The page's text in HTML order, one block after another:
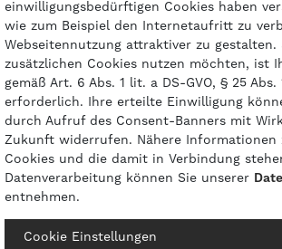
Zahlungsarten
© 2026 gasprofi / Alle Preise sind inkl. geseztl.
einwilligungsbedürftigen Cookies haben
wie zum Beispiel den Internetaufritt zu
Webseitennutzung attraktiver zu gestalten.
zusätzlichen Cookies nutzen möchten, ist
gemäß Art. 6 Abs. 1 lit. a DS-GVO, § 25 Abs.
erforderlich. Ihre erteilte Einwilligung
durch Aufruf des Consent-Banners mit
Zukunft widerrufen. Nähere Informationen
Cookies und die damit in Verbindung
Datenverarbeitung können Sie unserer
entnehmen.
Cookie Einstellungen